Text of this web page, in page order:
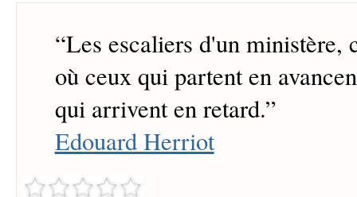
“Les escaliers d'un ministère,
où ceux qui partent en
qui arrivent en retard.”
Edouard Herriot